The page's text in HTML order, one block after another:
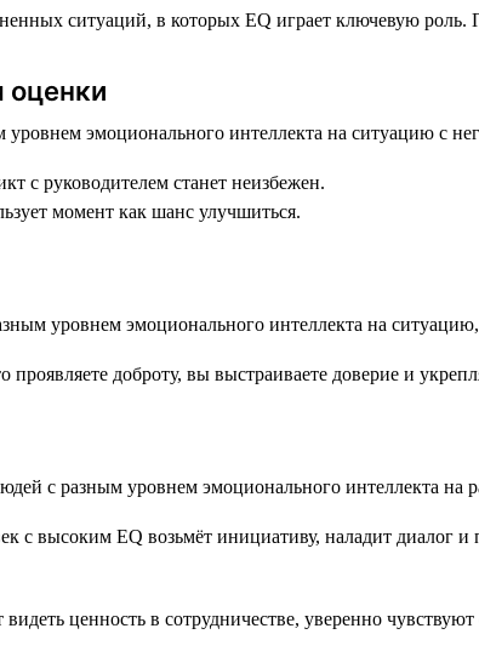
ситуаций, в которых EQ играет ключевую роль.
оценки
с руководителем станет неизбежен.
момент как шанс улучшиться.
доброту, вы выстраиваете доверие и
с высоким EQ возьмёт инициативу, наладит диалог и
ценность в сотрудничестве, уверенно